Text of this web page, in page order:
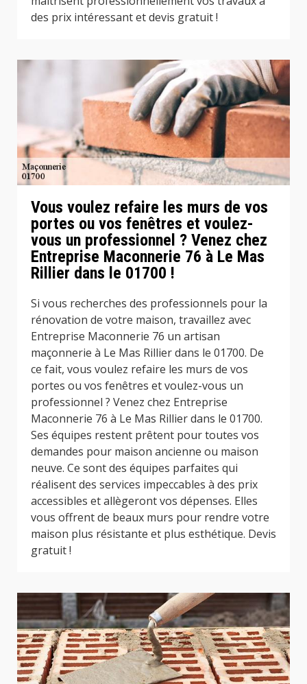
des prix intéressant et devis gratuit !
Vous voulez refaire les murs de vos
portes ou vos fenêtres et voulez-
vous un professionnel ? Venez chez
Entreprise Maconnerie 76 à Le Mas
Rillier dans le 01700 !
Si vous recherches des professionnels pour la
rénovation de votre maison, travaillez avec
Entreprise Maconnerie 76 un artisan
maçonnerie à Le Mas Rillier dans le 01700. De
ce fait, vous voulez refaire les murs de vos
portes ou vos fenêtres et voulez-vous un
professionnel ? Venez chez Entreprise
Maconnerie 76 à Le Mas Rillier dans le 01700.
Ses équipes restent prêtent pour toutes vos
demandes pour maison ancienne ou maison
neuve. Ce sont des équipes parfaites qui
réalisent des services impeccables à des prix
accessibles et allègeront vos dépenses. Elles
vous offrent de beaux murs pour rendre votre
maison plus résistante et plus esthétique. Devis
gratuit !